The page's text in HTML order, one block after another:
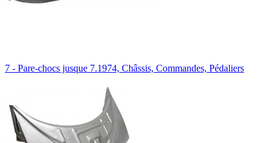
7 - Pare-chocs jusque 7.1974, Châssis, Commandes, Pédaliers